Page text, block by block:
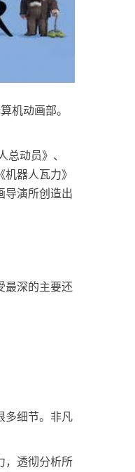
机动画部。
动员》、
器人瓦力》
导演所创造出
最深的主要还
多细节。非凡
，透彻分析所